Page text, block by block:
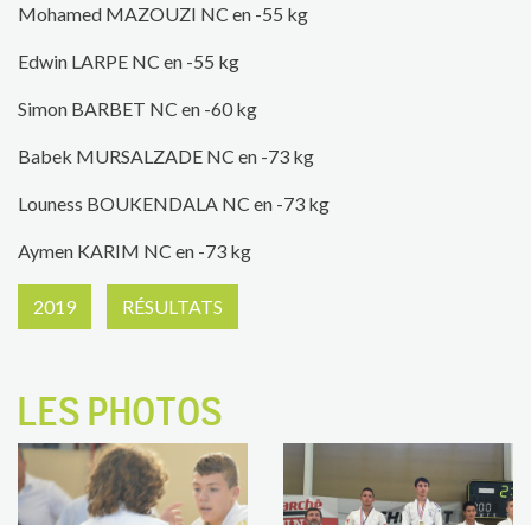
Mohamed MAZOUZI NC en -55 kg
Edwin LARPE NC en -55 kg
Simon BARBET NC en -60 kg
Babek MURSALZADE NC en -73 kg
Louness BOUKENDALA NC en -73 kg
Aymen KARIM NC en -73 kg
2019 RÉSULTATS
LES PHOTOS